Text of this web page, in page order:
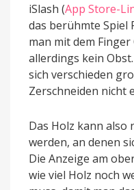
iSlash (App Store-
das berühmte Spiel
man mit dem
allerdings kein
sich verschieden
Zerschneiden nicht
Das Holz kann also
werden, an denen
Die Anzeige am
wie viel Holz noch